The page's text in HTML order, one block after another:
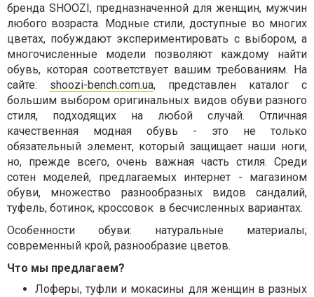
бренда SHOOZI, предназначенной для женщин, мужчин
любого возраста. Модные стили, доступные во многих
цветах, побуждают экспериментировать с выбором, а
многочисленные модели позволяют каждому найти
обувь, которая соответствует вашим требованиям. На
сайте: shoozi-bench.com.ua, представлен каталог с
большим выбором оригинальных видов обуви разного
стиля, подходящих на любой случай. Отличная
качественная модная обувь - это не только
обязательный элемент, который защищает наши ноги,
но, прежде всего, очень важная часть стиля. Среди
сотен моделей, предлагаемых интернет - магазином
обуви, множество разнообразных видов сандалий,
туфель, ботинок, кроссовок в бесчисленных вариантах.
Особенности обуви: натуральные материалы;
современный крой, разнообразие цветов.
Что мы предлагаем?
Лоферы, туфли и мокасины для женщин в разных